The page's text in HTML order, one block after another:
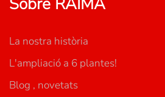
La nostra història
L'ampliació a 6 plantes!
Blog , novetats